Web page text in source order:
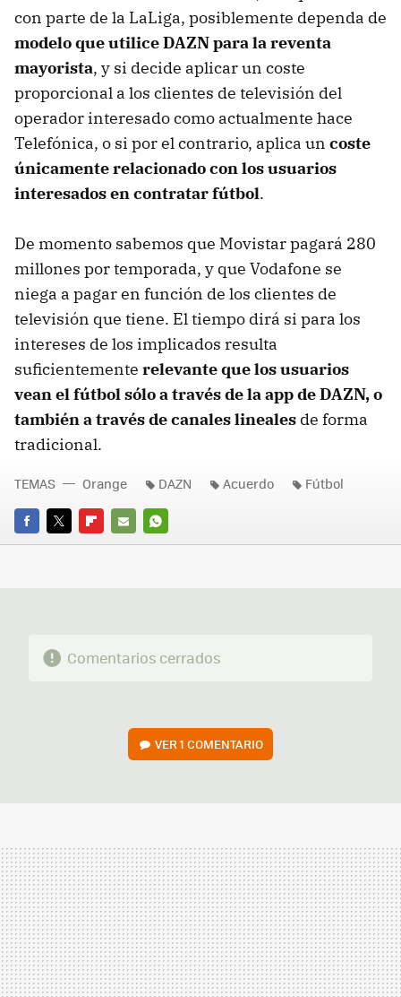
con parte de la LaLiga, posiblemente dependa de
modelo que utilice DAZN para la reventa
mayorista, y si decide aplicar un coste
proporcional a los clientes de televisión del
operador interesado como actualmente hace
Telefónica, o si por el contrario, aplica un coste
únicamente relacionado con los usuarios
interesados en contratar fútbol.
De momento sabemos que Movistar pagará 280
millones por temporada, y que Vodafone se
niega a pagar en función de los clientes de
televisión que tiene. El tiempo dirá si para los
intereses de los implicados resulta
suficientemente relevante que los usuarios
vean el fútbol sólo a través de la app de DAZN, o
también a través de canales lineales de forma
tradicional.
FACEBOOK
TWITTERFLIPBOARD
E-
WHATSAPP
TEMAS Orange DAZN Acuerdo Fútbol
Comentarios cerrados
VER1 COMENTARIO